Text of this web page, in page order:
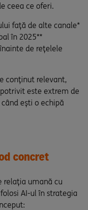
ceea ce oferi.
față de alte canale*
în 2025**
de rețelele
conținut relevant,
este extrem de
ești o echipă
concret
relația umană cu
AI-ul în strategia